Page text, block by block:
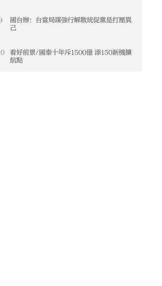
國台辦：台當局謀強行解散統促黨是打壓異
己
看好前景/國泰十年斥1500億 添150新機擴
航點